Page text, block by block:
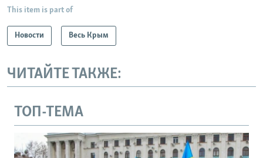
This item is part of
Новости Весь Крым
ЧИТАЙТЕ ТАКЖЕ:
ТОП-ТЕМА